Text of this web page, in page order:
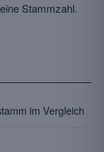
Stammzahl.
im Vergleich